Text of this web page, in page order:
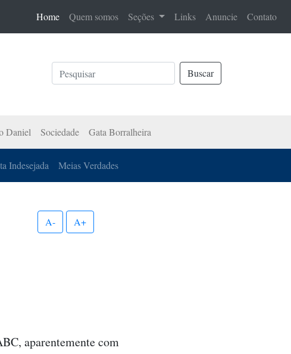
Home(current)
Quem somos Seções Links Anuncie Contato
Buscar
Daniel Sociedade Gata Borralheira
Indesejada Meias Verdades
A- A+
aparentemente com